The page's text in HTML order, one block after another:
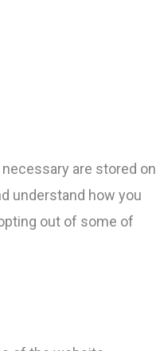
are stored on
understand how you
out of some of